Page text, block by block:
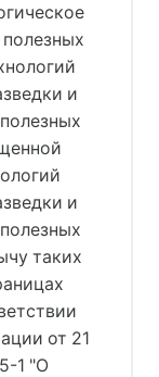
и
и
таких
от 21
1 "О